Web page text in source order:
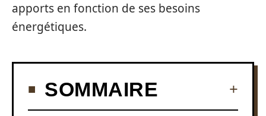
apports en fonction de ses besoins
énergétiques.
SOMMAIRE